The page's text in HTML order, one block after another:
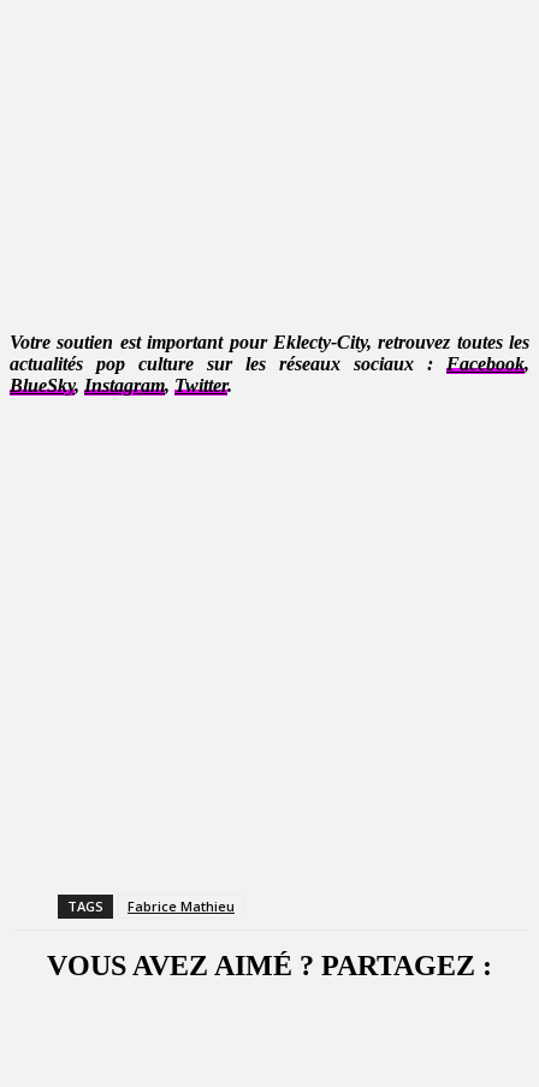
Votre soutien est important pour Eklecty-City, retrouvez toutes les
actualités pop culture sur les réseaux sociaux : Facebook,
BlueSky, Instagram, Twitter.
TAGS Fabrice Mathieu
VOUS AVEZ AIMÉ ? PARTAGEZ :